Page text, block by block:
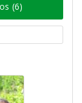
(6)